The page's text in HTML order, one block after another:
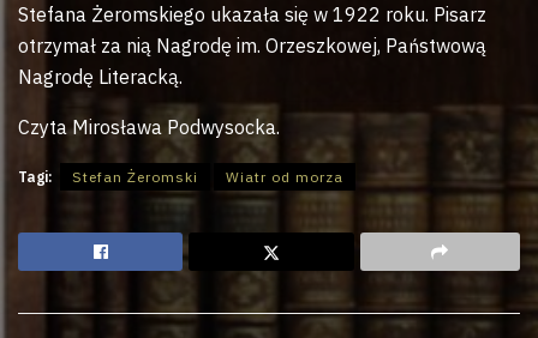
Stefana Żeromskiego ukazała się w 1922 roku. Pisarz
otrzymał za nią Nagrodę im. Orzeszkowej, Państwową
Nagrodę Literacką.
Czyta Mirosława Podwysocka.
Tagi: Stefan Żeromski Wiatr od morza